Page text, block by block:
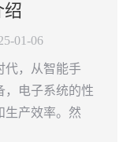
绍
01-06
代，从智能手
，电子系统的性
生产效率。然